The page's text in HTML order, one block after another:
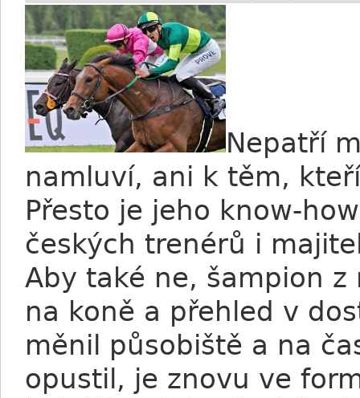
Nepatří
namluví, ani k těm,
Přesto je jeho know-
českých trenérů i
Aby také ne, šampion
na koně a přehled v
měnil působiště a na
opustil, je znovu ve